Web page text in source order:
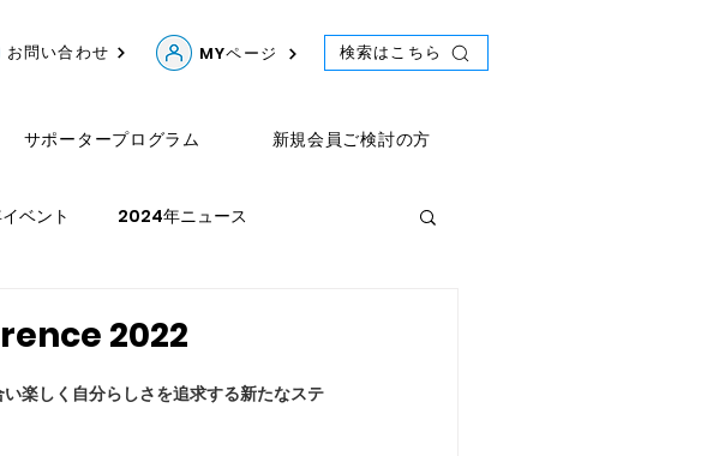
お問い合わせ MYページ 検索はこちら
サポータープログラム 新規会員ご検討の方
ベント 2024年ニュース
2022
楽しく自分らしさを追求する新たなステ